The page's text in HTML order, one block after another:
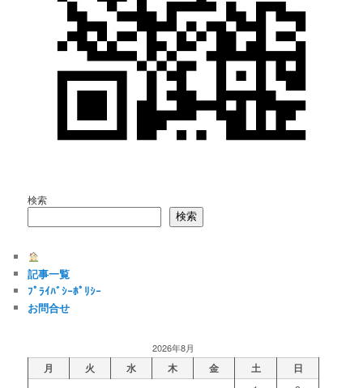
検索
検索
記事一覧
ﾌﾟﾗｲﾊﾞｼｰﾎﾟﾘｼｰ
お問合せ
2026年8月
月 火 水 木 金 土 日